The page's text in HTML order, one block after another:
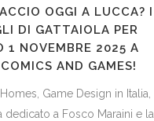
OGGI A LUCCA? I
DI GATTAIOLA PER
1 NOVEMBRE 2025 A
AND GAMES!
Game Design in Italia,
dedicato a Fosco Maraini e la